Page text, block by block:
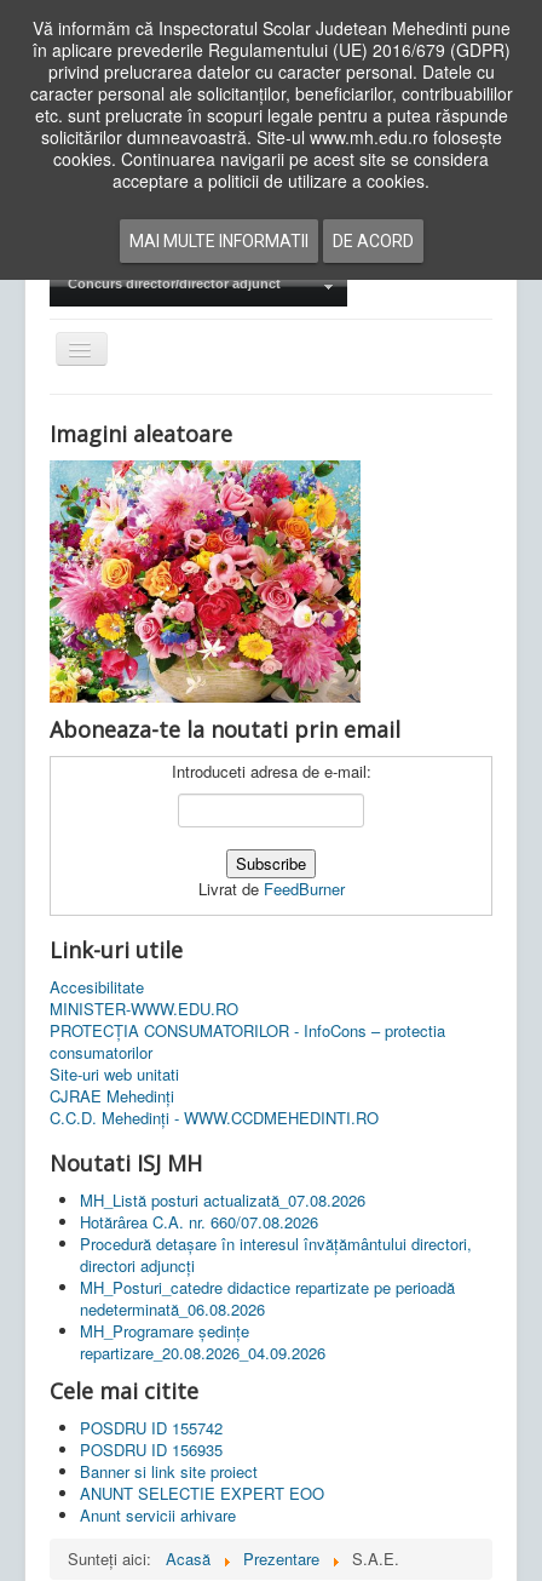
Vă informăm că Inspectoratul Scolar Judetean Mehedinti pune
în aplicare prevederile Regulamentului (UE) 2016/679 (GDPR)
privind prelucrarea datelor cu caracter personal. Datele cu
caracter personal ale solicitanților, beneficiarilor, contribuabililor
etc. sunt prelucrate în scopuri legale pentru a putea răspunde
solicitărilor dumneavoastră. Site-ul www.mh.edu.ro folosește
cookies. Continuarea navigarii pe acest site se considera
acceptare a politicii de utilizare a cookies.
MAI MULTE INFORMATII DE ACORD
Cauta
in
siteAcasa Cadre Didactice
Examene Naționale
Concurs director/director adjunct
Comută
navigarea
Ultimele articole: Vi, 04.11.2022 -Inspectoratul Școlar
Județean Mehedinți
Imagini aleatoare
Aboneaza-te la noutati prin email
Introduceti adresa de e-mail:
Livrat de FeedBurner
Link-uri utile
Accesibilitate
MINISTER-WWW.EDU.RO
PROTECȚIA CONSUMATORILOR - InfoCons – protectia
consumatorilor
Site-uri web unitati
CJRAE Mehedinți
C.C.D. Mehedinţi - WWW.CCDMEHEDINTI.RO
Noutati ISJ MH
MH_Listă posturi actualizată_07.08.2026
Hotărârea C.A. nr. 660/07.08.2026
Procedură detașare în interesul învățământului directori,
directori adjuncți
MH_Posturi_catedre didactice repartizate pe perioadă
nedeterminată_06.08.2026
MH_Programare ședințe
repartizare_20.08.2026_04.09.2026
Cele mai citite
POSDRU ID 155742
POSDRU ID 156935
Banner si link site proiect
ANUNT SELECTIE EXPERT EOO
Anunt servicii arhivare
Sunteți aici:
Acasă Prezentare S.A.E.